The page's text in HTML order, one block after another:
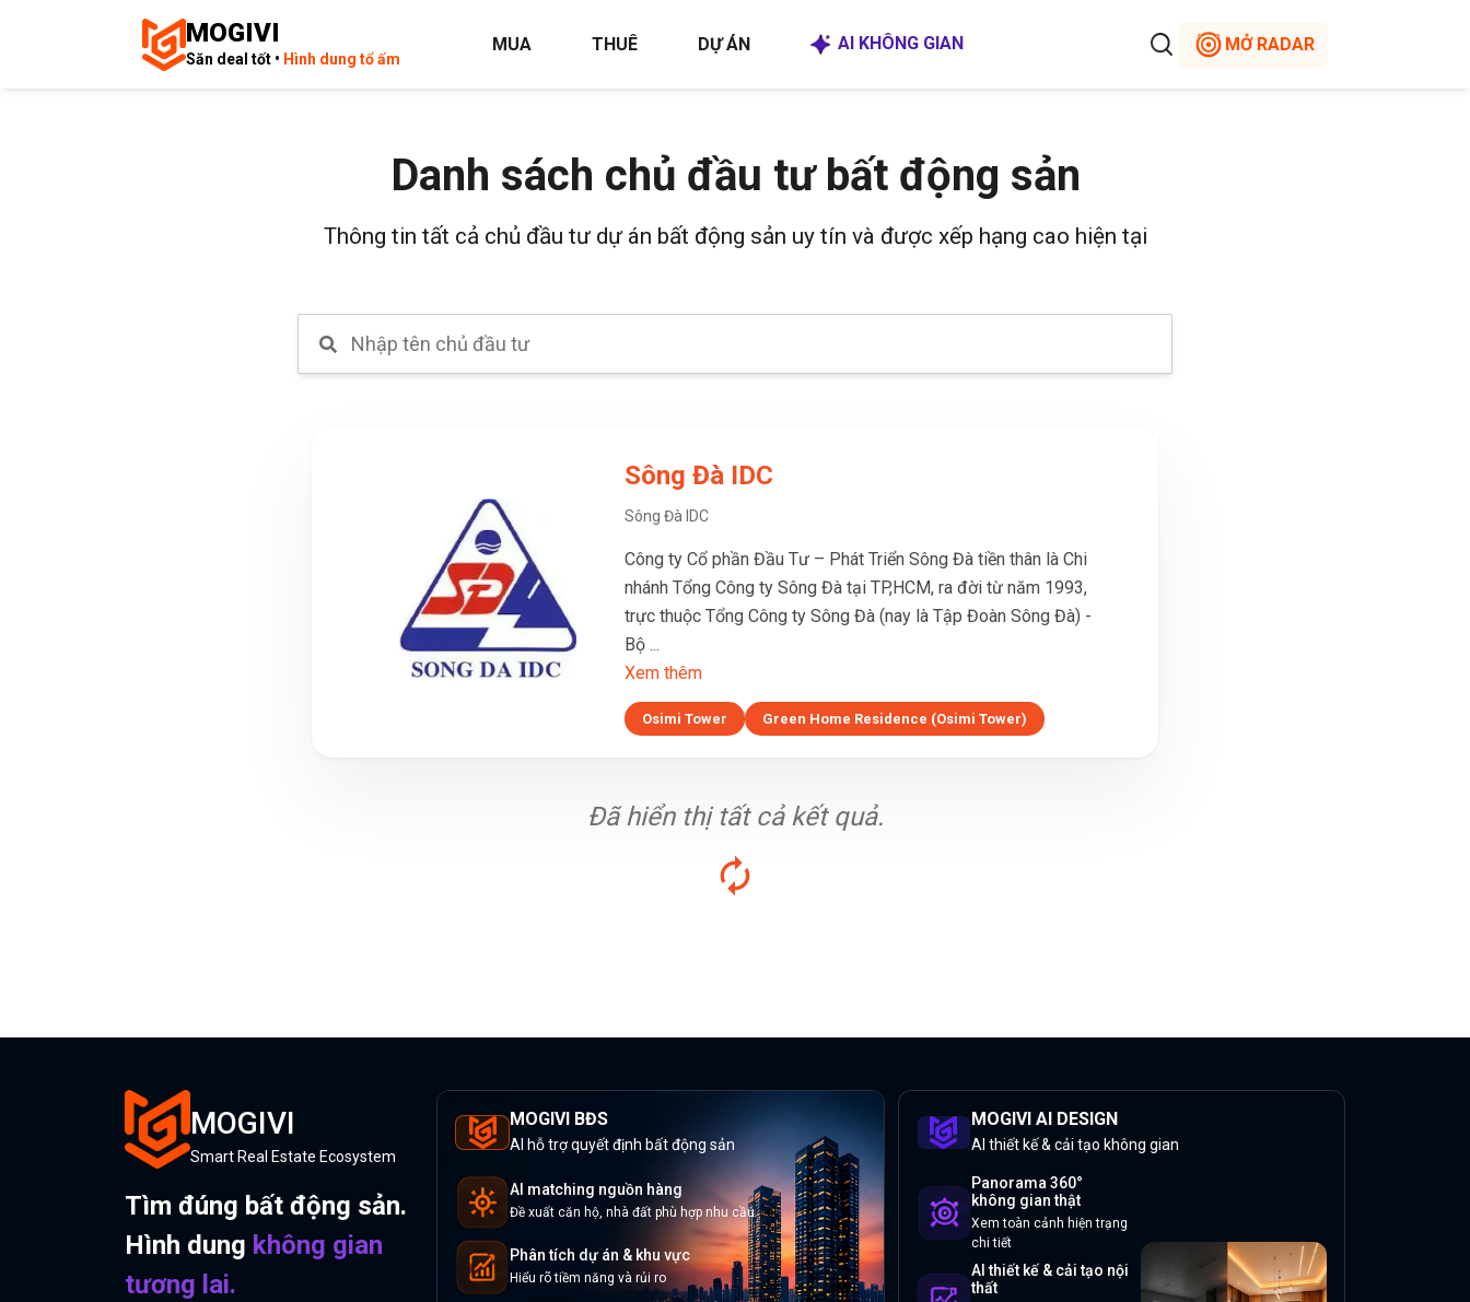
MOGIVI
Săn deal tốt • Hình dung tổ ấm
MUA THUÊ DỰ ÁN AI KHÔNG GIAN MỞ RADAR
Danh sách chủ đầu tư bất động sản
Thông tin tất cả chủ đầu tư dự án bất động sản uy tín và được xếp hạng cao hiện tại
Sông Đà IDC
Sông Đà IDC
Công ty Cổ phần Đầu Tư – Phát Triển Sông Đà tiền thân là Chi
nhánh Tổng Công ty Sông Đà tại TP,HCM, ra đời từ năm 1993,
trực thuộc Tổng Công ty Sông Đà (nay là Tập Đoàn Sông Đà) -
Bộ ...
Xem thêm
Osimi Tower Green Home Residence (Osimi Tower)
Đã hiển thị tất cả kết quả.
MOGIVI
Smart Real Estate Ecosystem
Tìm đúng bất động sản.
Hình dung không gian
tương lai.
MOGIVI BĐS
AI hỗ trợ quyết định bất động sản
AI matching nguồn hàng
Đề xuất căn hộ, nhà đất phù hợp nhu cầu
Phân tích dự án & khu vực
Hiểu rõ tiềm năng và rủi ro
MOGIVI AI DESIGN
AI thiết kế & cải tạo không gian
Panorama 360°
không gian thật
Xem toàn cảnh hiện trạng
chi tiết
AI thiết kế & cải tạo nội
thất